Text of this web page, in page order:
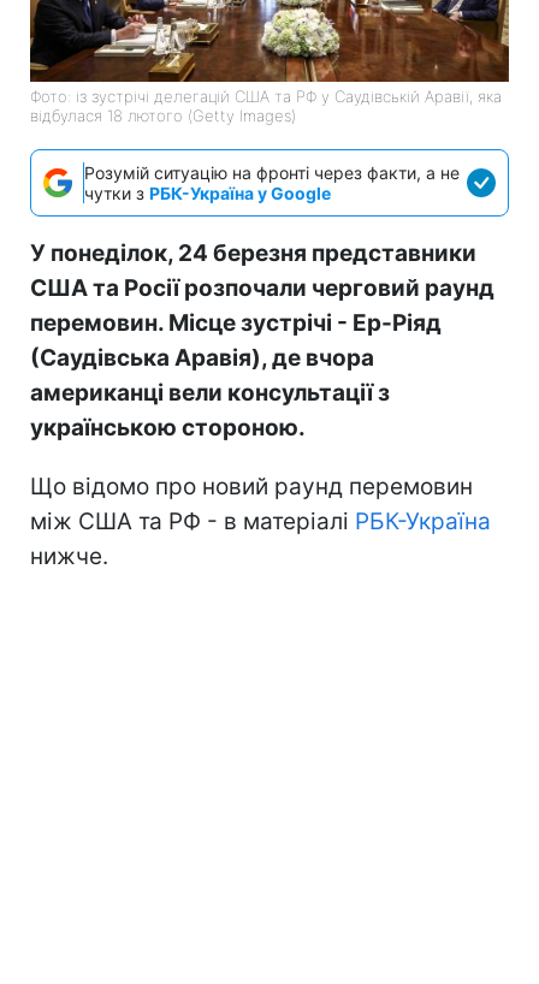
Фото: із зустрічі делегацій США та РФ у Саудівській Аравії, яка
відбулася 18 лютого (Getty Images)
Розумій ситуацію на фронті через факти, а не
чутки з РБК-Україна у Google
У понеділок, 24 березня представники
США та Росії розпочали черговий раунд
перемовин. Місце зустрічі - Ер-Ріяд
(Саудівська Аравія), де вчора
американці вели консультації з
українською стороною.
Що відомо про новий раунд перемовин
між США та РФ - в матеріалі РБК-Україна
нижче.